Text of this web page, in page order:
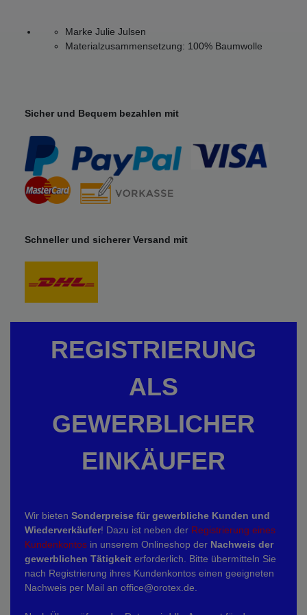
Marke Julie Julsen
Materialzusammensetzung: 100% Baumwolle
Sicher und Bequem bezahlen mit
Schneller und sicherer Versand mit
REGISTRIERUNG
ALS
GEWERBLICHER
EINKÄUFER
Wir bieten Sonderpreise für gewerbliche Kunden und
Wiederverkäufer! Dazu ist neben der Registrierung eines
Kundenkontos in unserem Onlineshop der Nachweis der
gewerblichen Tätigkeit erforderlich. Bitte übermitteln Sie
nach Registrierung ihres Kundenkontos einen geeigneten
Nachweis per Mail an office@orotex.de.